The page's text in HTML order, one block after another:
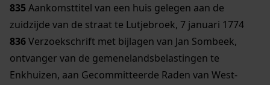
835Aankomsttitel van een huis gelegen aan de
zuidzijde van de straat te Lutjebroek, 7 januari 1774
836Verzoekschrift met bijlagen van Jan Sombeek,
ontvanger van de gemenelandsbelastingen te
Enkhuizen, aan Gecommitteerde Raden van West-